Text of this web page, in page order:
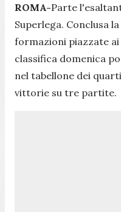
ROMA-Parte
Superlega. Conclusa la
formazioni piazzate
classifica domenica
nel tabellone dei
vittorie su tre partite.